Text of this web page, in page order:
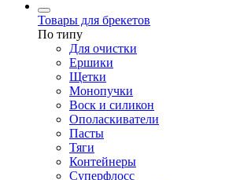
Товары для брекетов
По типу
Для очистки
Ершики
Щетки
Монопучки
Воск и силикон
Ополаскиватели
Пасты
Тяги
Контейнеры
Суперфлосс